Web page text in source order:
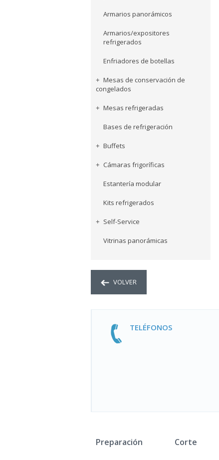
Armarios panorámicos
Armarios/expositores
refrigerados
Enfriadores de botellas
Mesas de conservación de
congelados
Mesas refrigeradas
Bases de refrigeración
Buffets
Cámaras frigoríficas
Estantería modular
Kits refrigerados
Self-Service
Vitrinas panorámicas
VOLVER
TELÉFONOS
Preparación Corte